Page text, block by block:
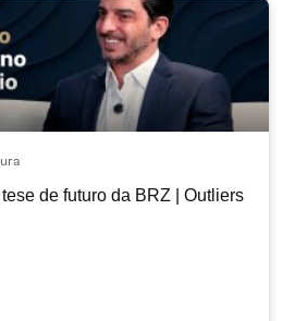
de futuro da BRZ | Outliers